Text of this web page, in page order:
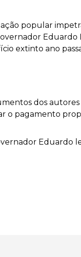
popular
extinto ano
dos
o pagamento
Eduardo